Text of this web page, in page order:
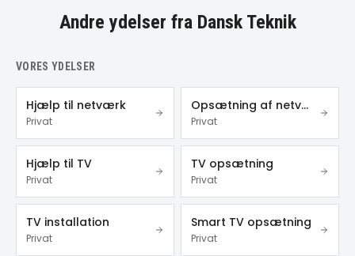
Andre ydelser fra Dansk Teknik
VORES YDELSER
Hjælp til netværk
Privat
Opsætning af netværk
Privat
Hjælp til TV
Privat
TV opsætning
Privat
TV installation
Privat
Smart TV opsætning
Privat